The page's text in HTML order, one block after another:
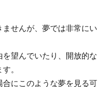
せんが、夢では非常にい
望んでいたり、開放的な
。
にこのような夢を見る可